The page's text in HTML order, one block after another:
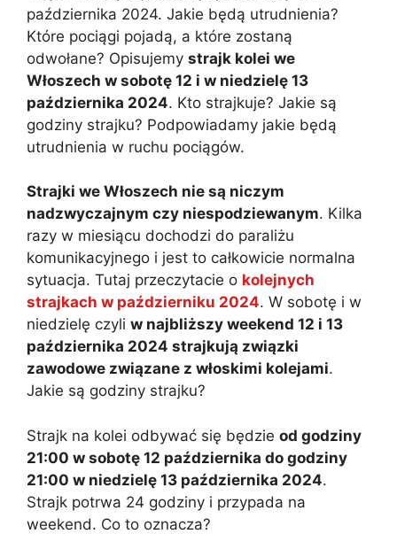
października 2024. Jakie będą utrudnienia?
Które pociągi pojadą, a które zostaną
odwołane? Opisujemy strajk kolei we
Włoszech w sobotę 12 i w niedzielę 13
października 2024. Kto strajkuje? Jakie są
godziny strajku? Podpowiadamy jakie będą
utrudnienia w ruchu pociągów.
Strajki we Włoszech nie są niczym
nadzwyczajnym czy niespodziewanym. Kilka
razy w miesiącu dochodzi do paraliżu
komunikacyjnego i jest to całkowicie normalna
sytuacja. Tutaj przeczytacie o kolejnych
strajkach w październiku 2024. W sobotę i w
niedzielę czyli w najbliższy weekend 12 i 13
października 2024 strajkują związki
zawodowe związane z włoskimi kolejami.
Jakie są godziny strajku?
Strajk na kolei odbywać się będzie od godziny
21:00 w sobotę 12 października do godziny
21:00 w niedzielę 13 października 2024.
Strajk potrwa 24 godziny i przypada na
weekend. Co to oznacza?